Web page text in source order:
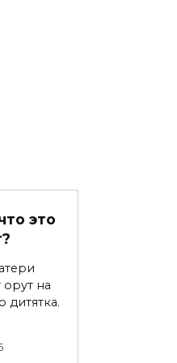
это
на
дитятка.